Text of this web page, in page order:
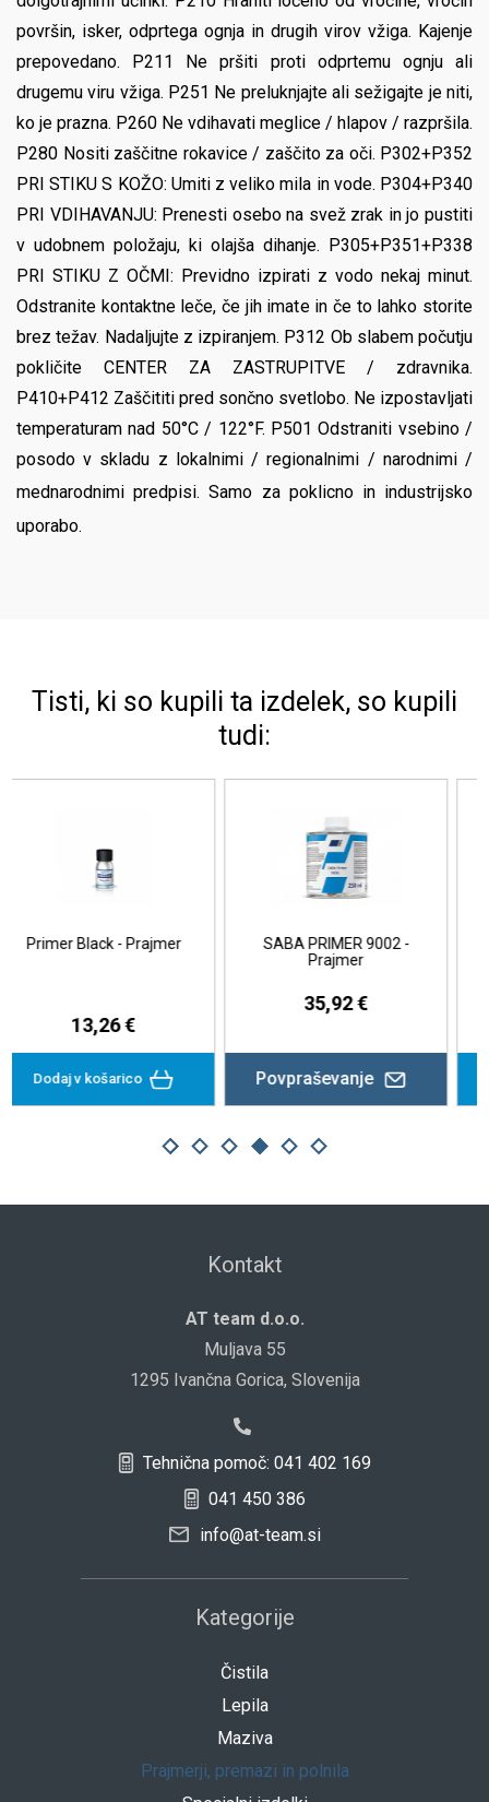
površin, isker, odprtega ognja in drugih virov vžiga. Kajenje
prepovedano. P211 Ne pršiti proti odprtemu ognju ali
drugemu viru vžiga. P251 Ne preluknjajte ali sežigajte je niti,
ko je prazna. P260 Ne vdihavati meglice / hlapov / razpršila.
P280 Nositi zaščitne rokavice / zaščito za oči. P302+P352
PRI STIKU S KOŽO: Umiti z veliko mila in vode. P304+P340
PRI VDIHAVANJU: Prenesti osebo na svež zrak in jo pustiti
v udobnem položaju, ki olajša dihanje. P305+P351+P338
PRI STIKU Z OČMI: Previdno izpirati z vodo nekaj minut.
Odstranite kontaktne leče, če jih imate in če to lahko storite
brez težav. Nadaljujte z izpiranjem. P312 Ob slabem počutju
pokličite CENTER ZA ZASTRUPITVE / zdravnika.
P410+P412 Zaščititi pred sončno svetlobo. Ne izpostavljati
temperaturam nad 50°C / 122°F. P501 Odstraniti vsebino /
posodo v skladu z lokalnimi / regionalnimi / narodnimi /
mednarodnimi predpisi.Samo za poklicno in industrijsko
uporabo.
Tisti, ki so kupili ta izdelek, so kupili
tudi:
PRIMER 9002 -
Plastic Adhesion
Promotor - Prozoren
Dodaj v košarico
Kontakt
AT team d.o.o.
Muljava 55
1295 Ivančna Gorica, Slovenija
Tehnična pomoč: 041 402 169
041 450 386
info@at-team.si
Kategorije
Čistila
Lepila
Maziva
Prajmerji, premazi in polnila